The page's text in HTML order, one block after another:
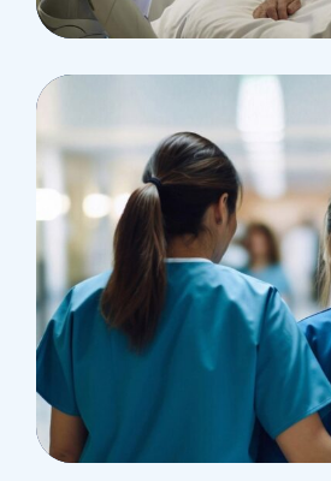
Pediatric Surgery
Treatments
Congestive Heart